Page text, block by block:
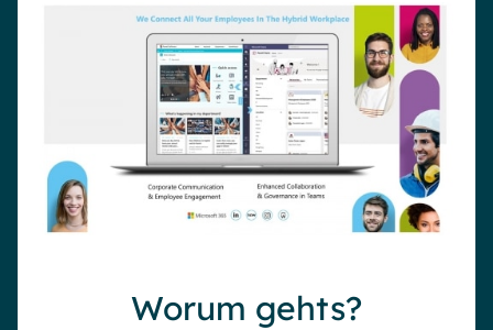
Worum gehts?